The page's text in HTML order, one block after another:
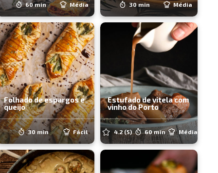
60 min Média 30 min Média
Folhado de espargos e
queijo
30 min Fácil
Estufado de vitela com
vinho do Porto
4.2 (5) 60 min Média